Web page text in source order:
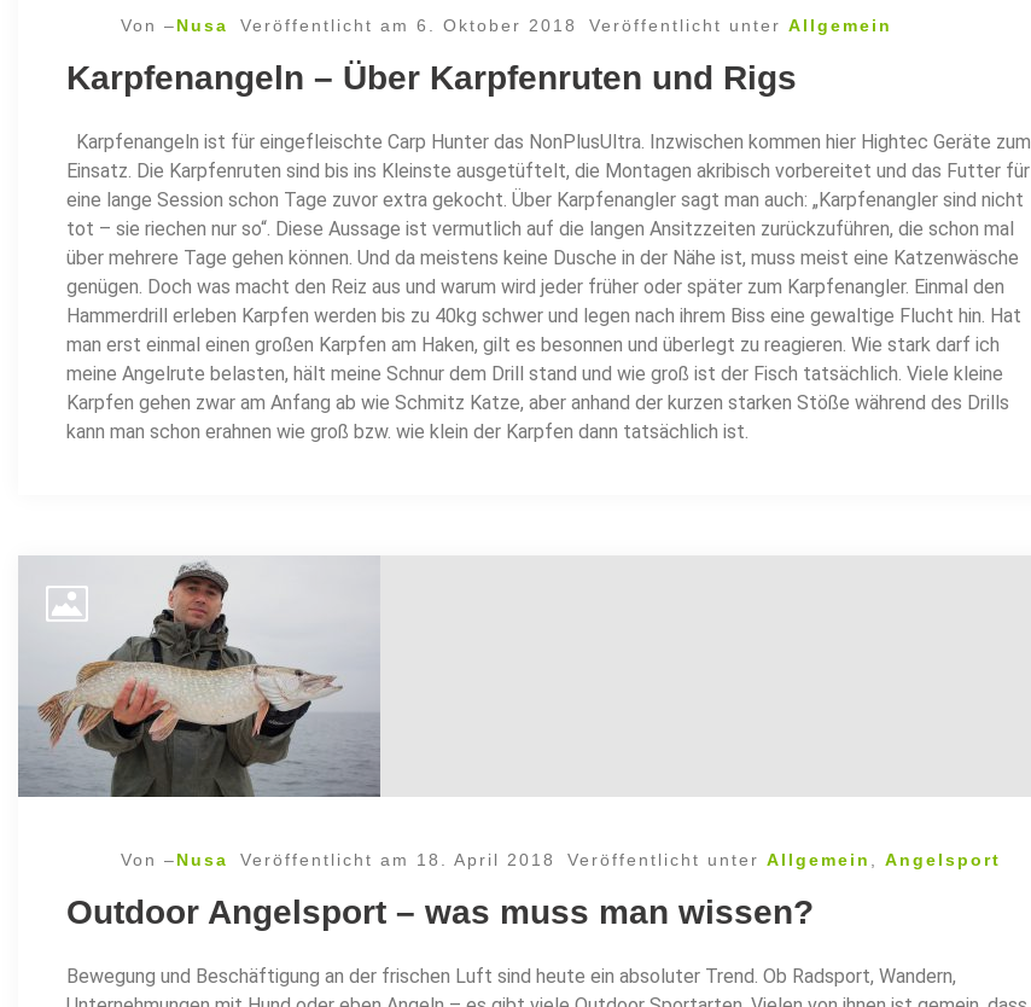
Von –Nusa Veröffentlicht am 6. Oktober 2018 Veröffentlicht unter Allgemein
Karpfenangeln – Über Karpfenruten und Rigs
Karpfenangeln ist für eingefleischte Carp Hunter das NonPlusUltra. Inzwischen kommen hier Hightec Geräte zum
Einsatz. Die Karpfenruten sind bis ins Kleinste ausgetüftelt, die Montagen akribisch vorbereitet und das Futter für
eine lange Session schon Tage zuvor extra gekocht. Über Karpfenangler sagt man auch: „Karpfenangler sind nicht
tot – sie riechen nur so“. Diese Aussage ist vermutlich auf die langen Ansitzzeiten zurückzuführen, die schon mal
über mehrere Tage gehen können. Und da meistens keine Dusche in der Nähe ist, muss meist eine Katzenwäsche
genügen. Doch was macht den Reiz aus und warum wird jeder früher oder später zum Karpfenangler. Einmal den
Hammerdrill erleben Karpfen werden bis zu 40kg schwer und legen nach ihrem Biss eine gewaltige Flucht hin. Hat
man erst einmal einen großen Karpfen am Haken, gilt es besonnen und überlegt zu reagieren. Wie stark darf ich
meine Angelrute belasten, hält meine Schnur dem Drill stand und wie groß ist der Fisch tatsächlich. Viele kleine
Karpfen gehen zwar am Anfang ab wie Schmitz Katze, aber anhand der kurzen starken Stöße während des Drills
kann man schon erahnen wie groß bzw. wie klein der Karpfen dann tatsächlich ist.
Von –Nusa Veröffentlicht am 18. April 2018 Veröffentlicht unter Allgemein Angelsport
Outdoor Angelsport – was muss man wissen?
Bewegung und Beschäftigung an der frischen Luft sind heute ein absoluter Trend. Ob Radsport, Wandern,